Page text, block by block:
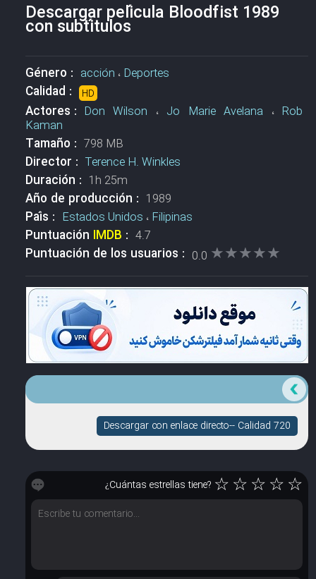
Descargar película Bloodfist 1989
con subtítulos
Género : acción ، Deportes
Calidad : HD
Actores : Don Wilson ، Jo Marie Avelana ،Rob
Kaman
Tamaño : 798 MB
Director : Terence H. Winkles
Duración : 1h 25m
Año de producción : 1989
País : Estados Unidos ، Filipinas
Puntuación IMDB : 4.7
Puntuación de los usuarios : 0.0 ★★★★★
★★★★★
Descargar con enlace directo-- Calidad 720
¿Cuántas estrellas tiene? ☆☆☆☆☆